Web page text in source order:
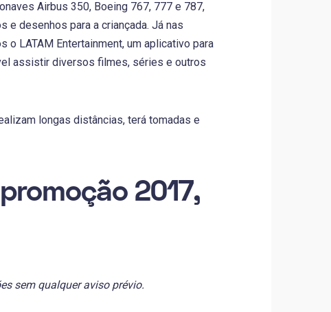
Airbus 350, Boeing 767, 777 e 787,
desenhos para a criançada. Já nas
LATAM Entertainment, um aplicativo para
assistir diversos filmes, séries e outros
longas distâncias, terá tomadas e
2017,
sem qualquer aviso prévio.